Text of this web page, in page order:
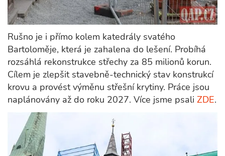
Rušno je i přímo kolem katedrály svatého
Bartoloměje, která je zahalena do lešení. Probíhá
rozsáhlá rekonstrukce střechy za 85 milionů korun.
Cílem je zlepšit stavebně-technický stav konstrukcí
krovu a provést výměnu střešní krytiny. Práce jsou
naplánovány až do roku 2027. Více jsme psali ZDE.